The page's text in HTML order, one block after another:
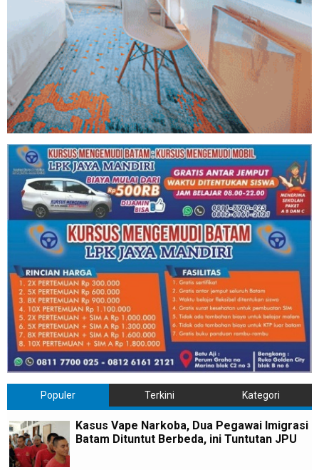
Populer Terkini Kategori
Kasus Vape Narkoba, Dua Pegawai Imigrasi
Batam Dituntut Berbeda, ini Tuntutan JPU